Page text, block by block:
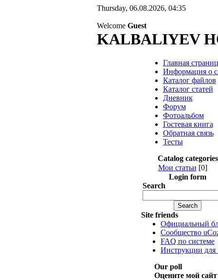
Thursday, 06.08.2026, 04:35
Welcome Guest
KALBALIYEV
Главная
Информация о
Каталог файлов
Каталог статей
Дневник
Форум
Фотоальбом
Гостевая книга
Обратная связь
Тесты
Catalog categories
Мои статьи [0]
Login form
Search
Site friends
Официальный
Сообщество
FAQ по системе
Инструкции для
Our poll
Оцените мой сайт